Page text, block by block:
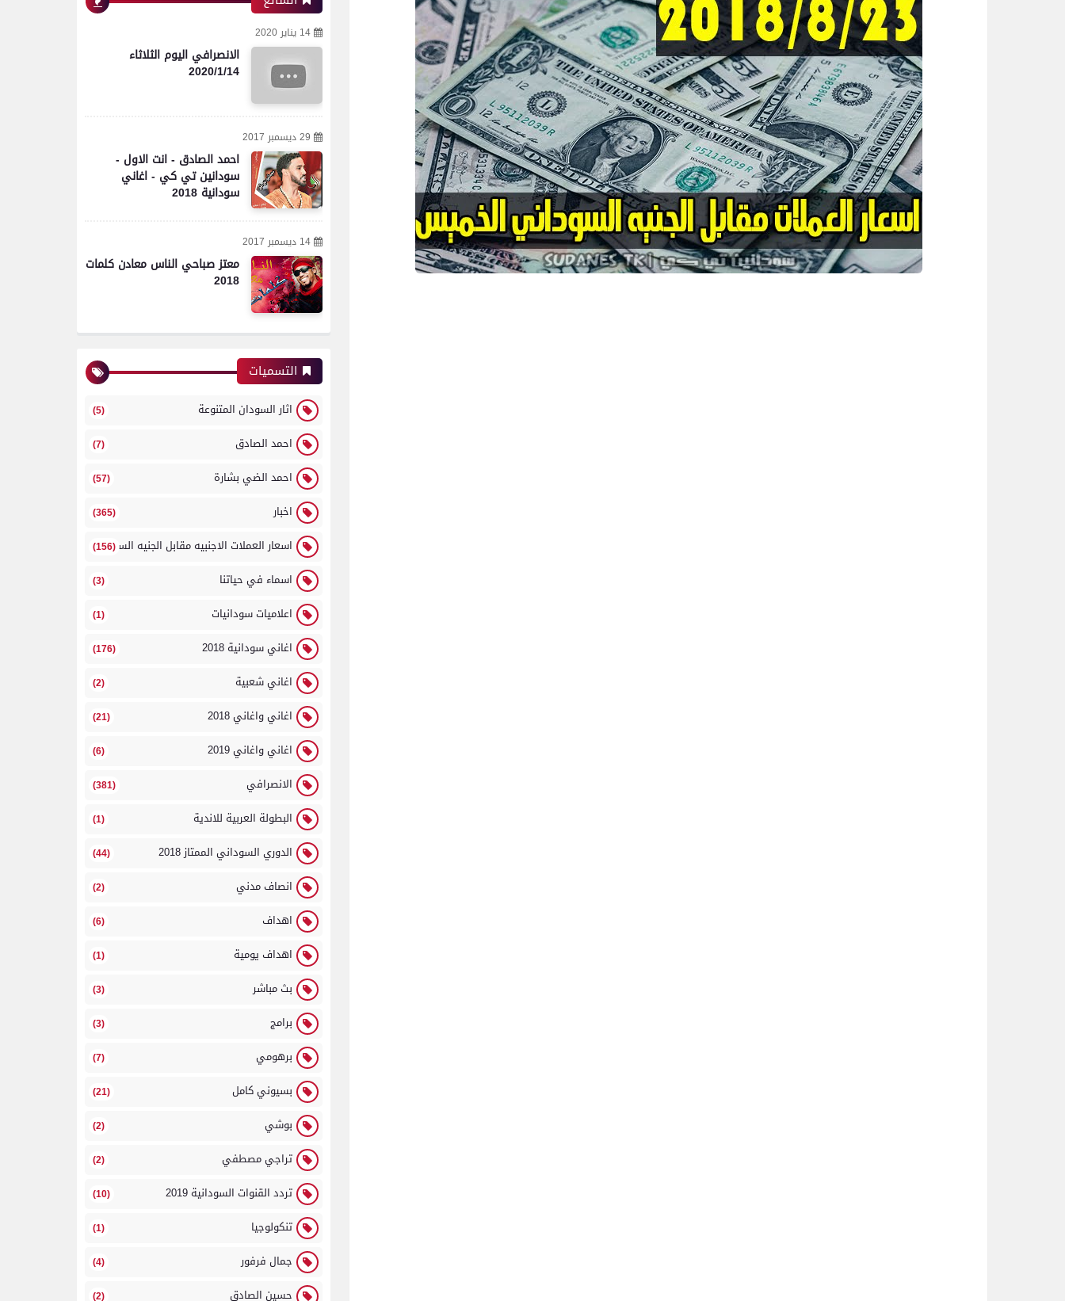
14 يناير 2020
الانصرافي اليوم الثلاثاء
2020/1/14
29 ديسمبر 2017
احمد الصادق - انت الاول -
سودانين تي كي - اغاني
سودانية 2018
14 ديسمبر 2017
معتز صباحي الناس معادن كلمات
2018
التسميات
اثار السودان المتنوعة (5)
احمد الصادق (7)
احمد الضي بشارة (57)
اخبار (365)
اسعار العملات الاجنبيه مقابل الجنيه السوداني
(156)
اسماء في حياتنا (3)
اعلاميات سودانيات (1)
اغاني سودانية 2018 (176)
اغاني شعبية (2)
اغاني واغاني 2018 (21)
اغاني واغاني 2019 (6)
الانصرافي (381)
البطولة العربية للاندية (1)
الدوري السوداني الممتاز 2018 (44)
انصاف مدني (2)
اهداف (6)
اهداف يومية (1)
بث مباشر (3)
برامج (3)
برهومي (7)
بسيوني كامل (21)
بوشي (2)
تراجي مصطفي (2)
تردد القنوات السودانية 2019 (10)
تنكولوجيا (1)
جمال فرفور (4)
حسين الصادق (2)